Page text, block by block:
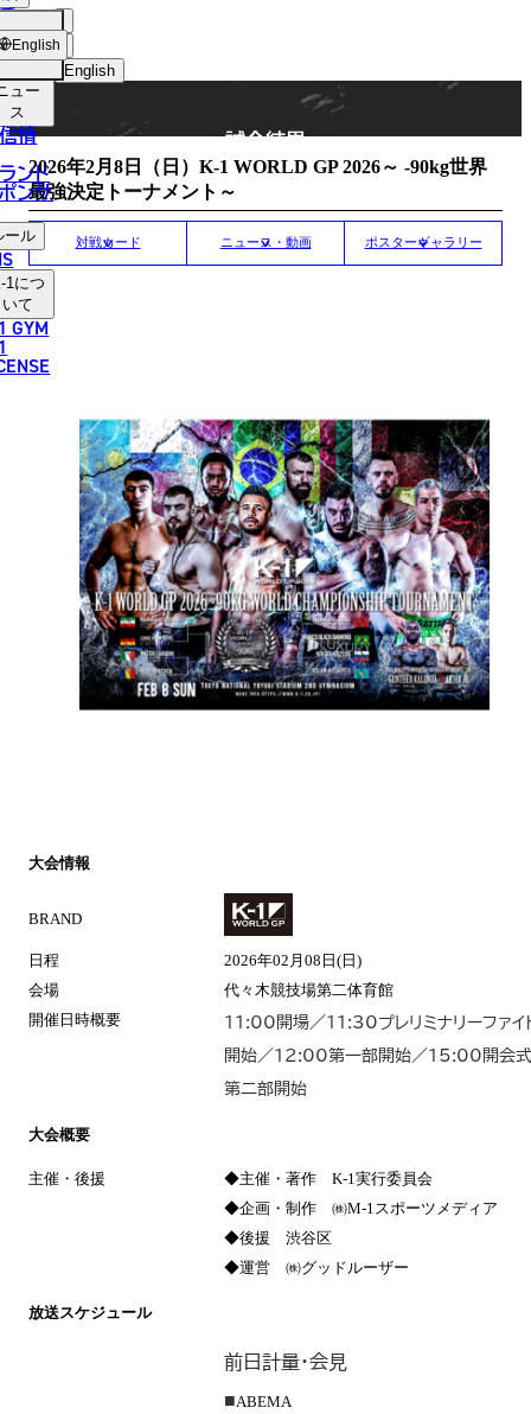
English
한국어
中文（简体）
ョッ
プ
ュー
ス
情
ンド
ンサ
ール
1につ
いて
GYM
English MATCH RESULT
試合結果
2026年2月8日（日）K-1 WORLD GP 2026～ -90kg世界
最強決定トーナメント～
対戦カード ニュース・動画 ポスターギャラリー
大会情報
BRAND
日程
2026年02月08日(日)
会場
代々木競技場第二体育館
開催日時概要
11:00開場／11:30プレリミナリーファイ
開始／12:00第一部開始／15:00開会式
第二部開始
大会概要
主催・後援
◆主催・著作 K-1実行委員会
◆企画・制作 ㈱M-1スポーツメディア
◆後援 渋谷区
◆運営 ㈱グッドルーザー
放送スケジュール
前日計量・会見
■ABEMA